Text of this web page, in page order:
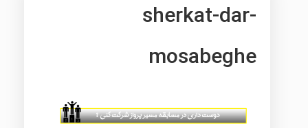
sherkat-dar-
mosabeghe